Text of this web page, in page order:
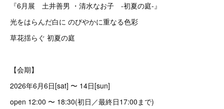
『6月展 土井善男 ・清水なお子 -初夏の庭-』
光をはらんだ白に のびやかに重なる色彩
草花揺らぐ 初夏の庭
【会期】
2026年6月6日[sat] 〜 14日[sun]
open 12:00 〜 18:30(初日／最終日17:00まで)